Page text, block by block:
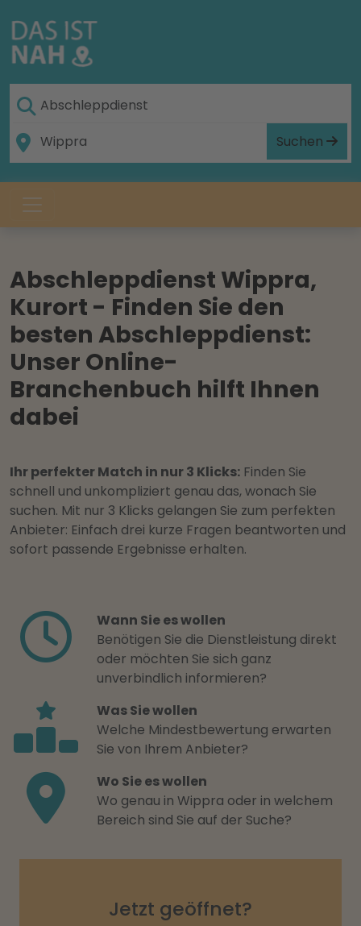
Suchen
Abschleppdienst Wippra,
Kurort - Finden Sie den
besten Abschleppdienst:
Unser Online-
Branchenbuch hilft Ihnen
dabei
Ihr perfekter Match in nur 3 Klicks: Finden Sie
schnell und unkompliziert genau das, wonach Sie
suchen. Mit nur 3 Klicks gelangen Sie zum perfekten
Anbieter: Einfach drei kurze Fragen beantworten und
sofort passende Ergebnisse erhalten.
Wann Sie es wollen
Benötigen Sie die Dienstleistung direkt
oder möchten Sie sich ganz
unverbindlich informieren?
Was Sie wollen
Welche Mindestbewertung erwarten
Sie von Ihrem Anbieter?
Wo Sie es wollen
Wo genau in Wippra oder in welchem
Bereich sind Sie auf der Suche?
Jetzt geöffnet?